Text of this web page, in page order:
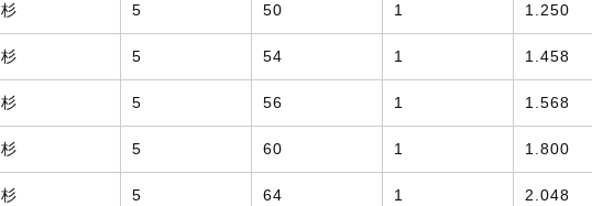
杉 5 50 1 1.250
杉 5 54 1 1.458
杉 5 56 1 1.568
杉 5 60 1 1.800
杉 5 64 1 2.048